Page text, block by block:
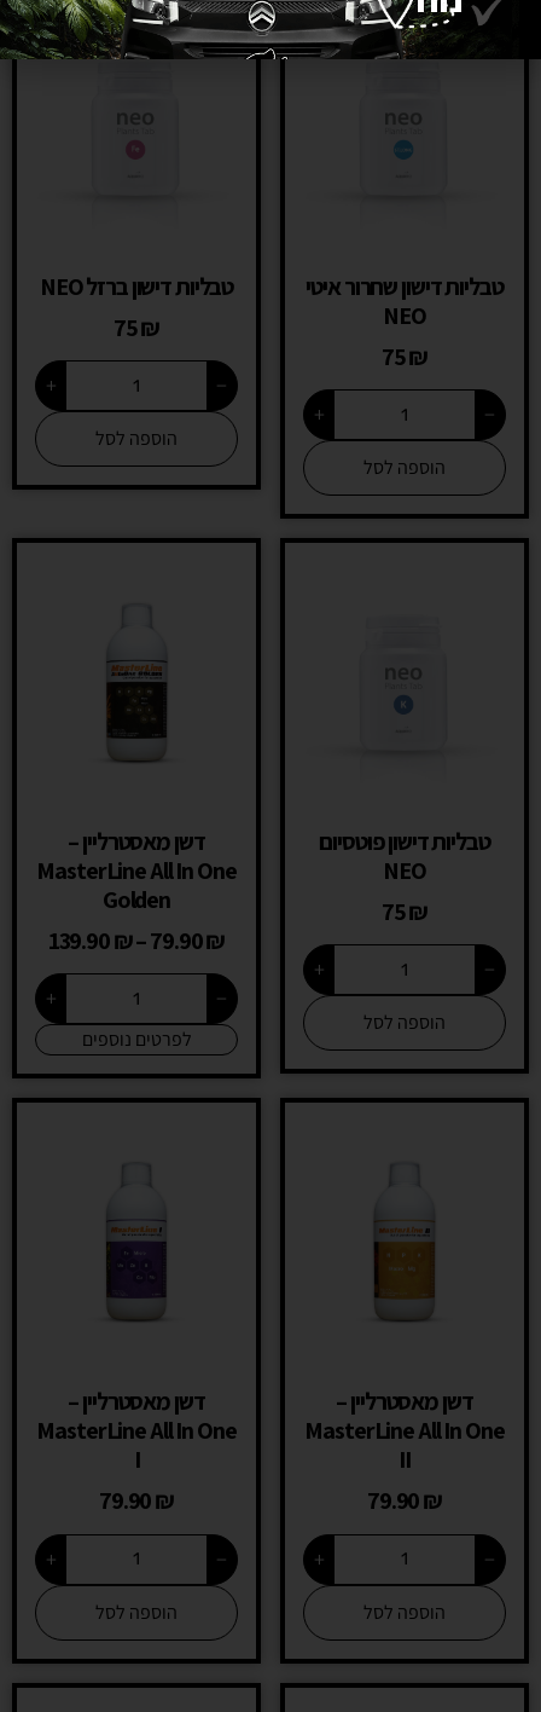
טבליות דישון שחרור איטי
NEO
75₪
−
+
הוספה לסל
טבליות דישון ברזל NEO
75₪
−
+
הוספה לסל
טבליות דישון פוטסיום
NEO
75₪
−
+
הוספה לסל
דשן מאסטרליין –
MasterLine All In One
Golden
79.90₪
–
139.90₪
−
+
לפרטים נוספים
דשן מאסטרליין –
MasterLine All In One
II
79.90₪
−
+
הוספה לסל
דשן מאסטרליין –
MasterLine All In One
I
79.90₪
−
+
הוספה לסל